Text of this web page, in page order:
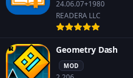
24.06.07+1980
READERA LLC
Geometry Dash
MOD